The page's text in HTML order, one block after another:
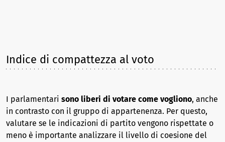
Indice di compattezza al voto
I parlamentari sono liberi di votare come vogliono, anche
in contrasto con il gruppo di appartenenza. Per questo,
valutare se le indicazioni di partito vengono rispettate o
meno è importante analizzare il livello di coesione del